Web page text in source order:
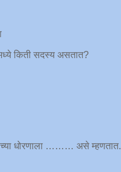
किती सदस्य असतात?
धोरणाला ……… असे म्हणतात.